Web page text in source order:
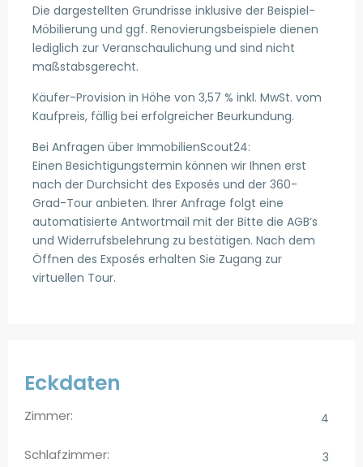
Die dargestellten Grundrisse inklusive der Beispiel-
Möbilierung und ggf. Renovierungsbeispiele dienen
lediglich zur Veranschaulichung und sind nicht
maßstabsgerecht.
Käufer-Provision in Höhe von 3,57 % inkl. MwSt. vom
Kaufpreis, fällig bei erfolgreicher Beurkundung.
Bei Anfragen über ImmobilienScout24:
Einen Besichtigungstermin können wir Ihnen erst
nach der Durchsicht des Exposés und der 360-
Grad-Tour anbieten. Ihrer Anfrage folgt eine
automatisierte Antwortmail mit der Bitte die AGB‘s
und Widerrufsbelehrung zu bestätigen. Nach dem
Öffnen des Exposés erhalten Sie Zugang zur
virtuellen Tour.
Eckdaten
Zimmer: 4
Schlafzimmer: 3